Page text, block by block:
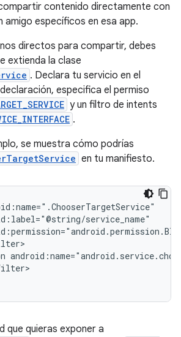
contenido directamente con
amigo específicos en esa app.
directos para compartir, debes
extienda la clase
. Declara tu servicio en el
especifica el permiso
y un filtro de intents
.
se muestra cómo podrías
en tu manifiesto.
que quieras exponer a